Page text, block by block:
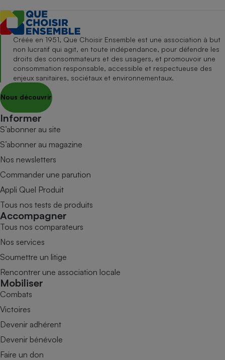
Créée en 1951, Que Choisir Ensemble est une association à but
non lucratif qui agit, en toute indépendance, pour défendre les
droits des consommateurs et des usagers, et promouvoir une
consommation responsable, accessible et respectueuse des
enjeux sanitaires, sociétaux et environnementaux.
Nous découvrir
Informer
S’abonner au site
S’abonner au magazine
Nos newsletters
Commander une parution
Appli Quel Produit
Tous nos tests de produits
Accompagner
Tous nos comparateurs
Nos services
Soumettre un litige
Rencontrer une association locale
Mobiliser
Combats
Victoires
Devenir adhérent
Devenir bénévole
Faire un don